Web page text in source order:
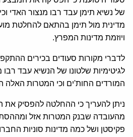
של נשיא תימן עבד רבו מנצור האדי
ויוזמת מדינות המפרץ.
לדברי מקורות סעודים בכירים
לגיטימיות שלטונו של הנשיא עבד
המורדים החות'ים וכי המטרות האלה
ניתן להעריך כי ההחלטה להפסיק את
מהעובדה שבנק המטרות אזל
פקיסטן ושל כמה מדינות סוניות